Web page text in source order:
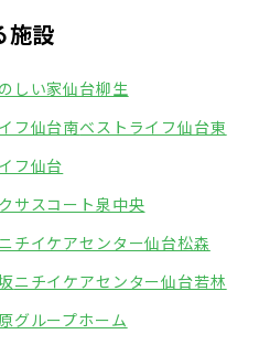
施設
しい家仙台柳生
フ仙台南ベストライフ仙台東
フ仙台
サスコート泉中央
ニチイケアセンター仙台松森
ニチイケアセンター仙台若林
グループホーム